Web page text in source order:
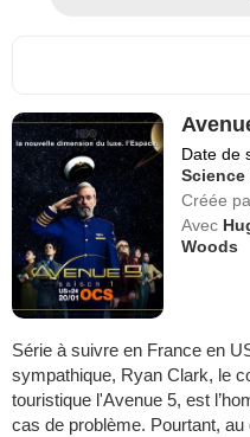
Date de
Créée
Avec
Woods
Série à suivre en France en
sympathique, Ryan Clark, le
touristique l'Avenue 5, est
cas de problème. Pourtant,